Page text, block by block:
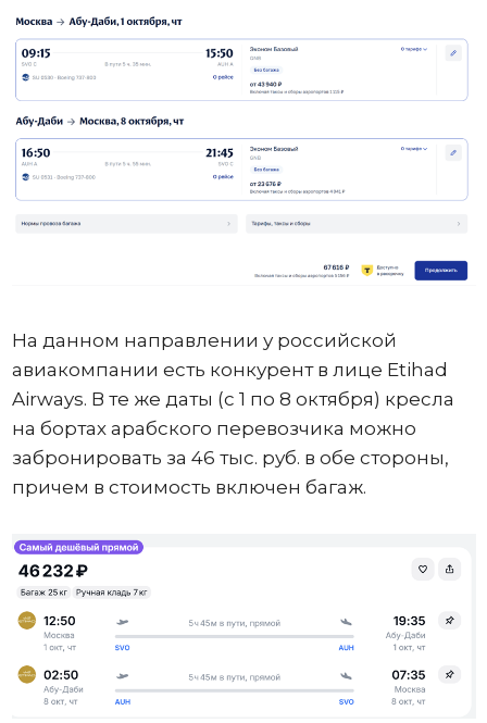
На данном направлении у российской
авиакомпании есть конкурент в лице Etihad
Airways. В те же даты (с 1 по 8 октября) кресла
на бортах арабского перевозчика можно
забронировать за 46 тыс. руб. в обе стороны,
причем в стоимость включен багаж.